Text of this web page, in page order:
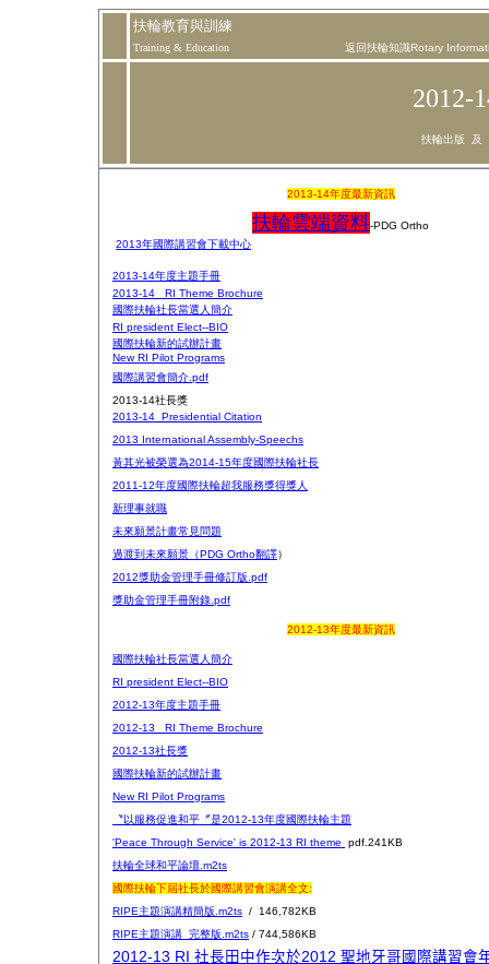
扶輪教育與訓練
Training & Education 返回扶輪知識Rotary
2012-
扶輪出版 及
2013-14年度最新資訊
扶輪雲端資料-PDG Ortho
2013年國際講習會下載中心
2013-14年度主題手冊
2013-14_ RI Theme Brochure
國際扶輪社長當選人簡介
RI president Elect--BIO
國際扶輪新的試辦計畫
New RI Pilot Programs
國際講習會簡介.pdf
2013-14社長獎
2013-14_Presidential Citation
2013 International Assembly-Speechs
黃其光被榮選為2014-15年度國際扶輪社長
2011-12年度國際扶輪超我服務獎得獎人
新理事就職
未來願景計畫常見問題
過渡到未來願景（PDG Ortho翻譯）
2012獎助金管理手冊修訂版.pdf
獎助金管理手冊附錄.pdf
2012-13年度最新資訊
國際扶輪社長當選人簡介
RI president Elect--BIO
2012-13年度主題手冊
2012-13_ RI Theme Brochure
2012-13社長獎
國際扶輪新的試辦計畫
New RI Pilot Programs
〝以服務促進和平〞是2012-13年度國際扶輪主題
'Peace Through Service' is 2012-13 RI theme
pdf.241KB
扶輪全球和平論壇.m2ts
國際扶輪下屆社長於國際講習會演講全文:
RIPE主題演講精簡版.m2ts / 146,782KB
RIPE主題演講_完整版.m2ts / 744,586KB
2012-13 RI 社長田中作次於2012 聖地牙哥國際講習會